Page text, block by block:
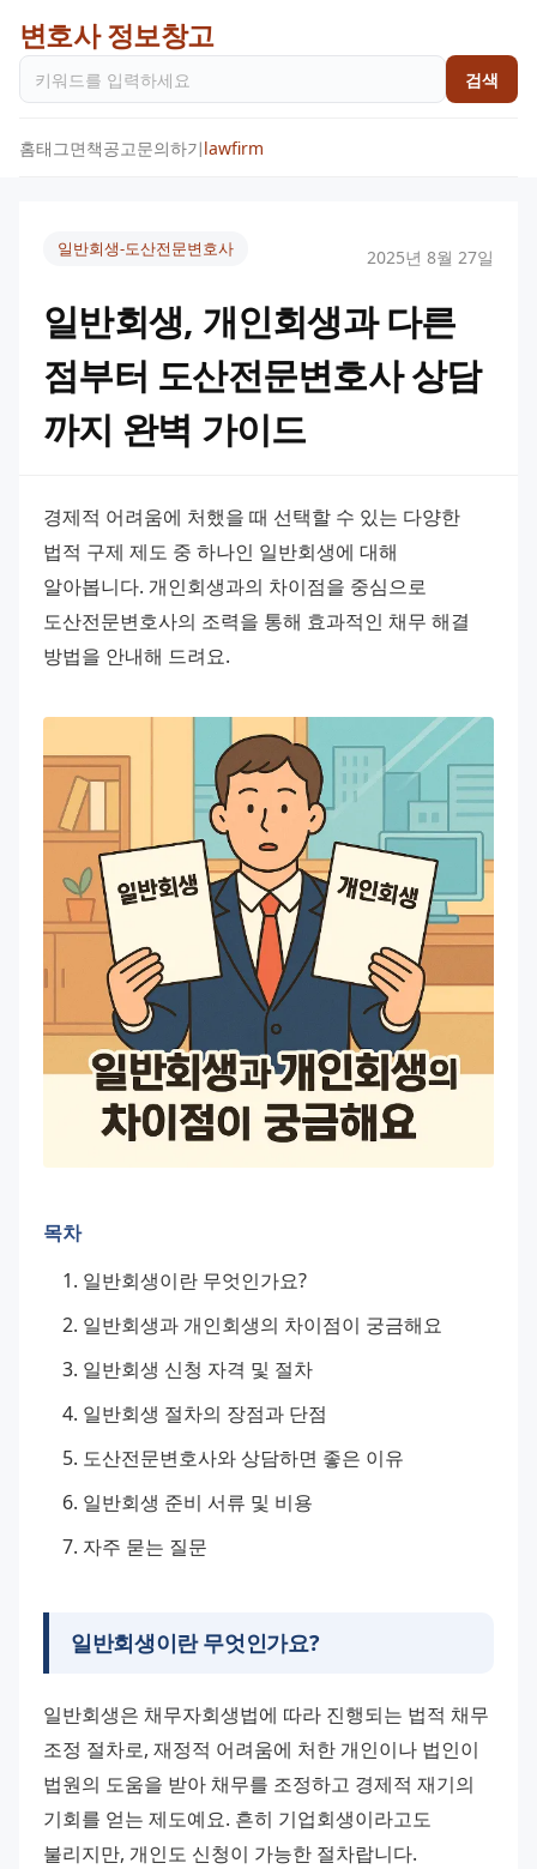
변호사 정보창고
검색
홈태그면책공고문의하기lawfirm
일반회생-도산전문변호사 2025년 8월 27일
일반회생, 개인회생과 다른
점부터 도산전문변호사 상담
까지 완벽 가이드
경제적 어려움에 처했을 때 선택할 수 있는 다양한
법적 구제 제도 중 하나인 일반회생에 대해
알아봅니다. 개인회생과의 차이점을 중심으로
도산전문변호사의 조력을 통해 효과적인 채무 해결
방법을 안내해 드려요.
목차
일반회생이란 무엇인가요?
일반회생과 개인회생의 차이점이 궁금해요
일반회생 신청 자격 및 절차
일반회생 절차의 장점과 단점
도산전문변호사와 상담하면 좋은 이유
일반회생 준비 서류 및 비용
자주 묻는 질문
일반회생이란 무엇인가요?
일반회생은 채무자회생법에 따라 진행되는 법적 채무
조정 절차로, 재정적 어려움에 처한 개인이나 법인이
법원의 도움을 받아 채무를 조정하고 경제적 재기의
기회를 얻는 제도예요. 흔히 기업회생이라고도
불리지만, 개인도 신청이 가능한 절차랍니다.